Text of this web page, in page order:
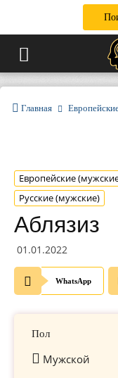
Главная
Европейские
Русские (мужские)
Аблязиз
01.01.2022
WhatsApp
Пол
Мужской